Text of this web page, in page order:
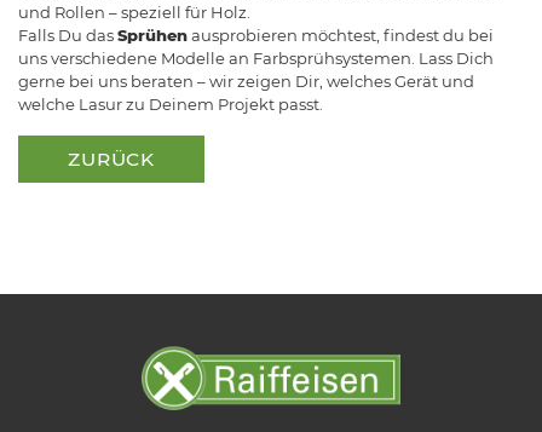
und Rollen – speziell für Holz.
Falls Du dasSprühenausprobieren möchtest, findest du bei
uns verschiedene Modelle an Farbsprühsystemen. Lass Dich
gerne bei uns beraten – wir zeigen Dir, welches Gerät und
welche Lasur zu Deinem Projekt passt.
ZURÜCK